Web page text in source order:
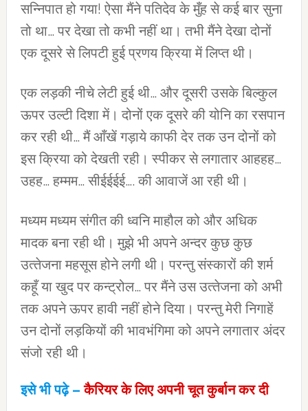
सन्निपात हो गया! ऐसा मैंने पतिदेव के मुँह से कई बार सुना
तो था… पर देखा तो कभी नहीं था। तभी मैंने देखा दोनों
एक दूसरे से लिपटी हुई प्रणय क्रिया में लिप्‍त थी।
एक लड़की नीचे लेटी हुई थी… और दूसरी उसके बिल्‍कुल
ऊपर उल्‍टी दिशा में। दोनों एक दूसरे की योनि का रसपान
कर रही थी… मैं आँखें गड़ाये काफी देर तक उन दोनों को
इस क्रिया को देखती रही। स्‍पीकर से लगातार आहहह…
उहह… हम्मम… सीईईईई…. की आवाजें आ रही थी।
मध्‍यम मध्‍यम संगीत की ध्‍वनि माहौल को और अधिक
मादक बना रही थी। मुझे भी अपने अन्दर कुछ कुछ
उत्‍तेजना महसूस होने लगी थी। परन्‍तु संस्‍कारों की शर्म
कहूँ या खुद पर कन्‍ट्रोल… पर मैंने उस उत्‍तेजना को अभी
तक अपने ऊपर हावी नहीं होने दिया। परन्‍तु मेरी निगाहें
उन दोनों लड़कियों की भावभंगिमा को अपने लगातार अंदर
संजो रही थी।
इसे भी पढ़े – कैरियर के लिए अपनी चूत कुर्बान कर दी